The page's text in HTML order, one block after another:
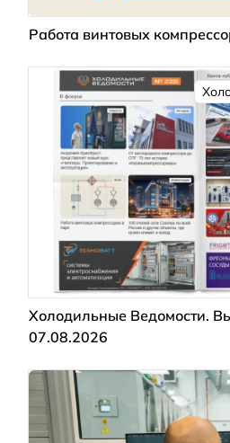
Работа винтовых
Холодильные Ведомости.
07.08.2026